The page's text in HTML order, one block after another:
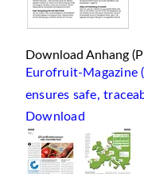
Download Anhang
Eurofruit-Magazine
ensures safe,
Download